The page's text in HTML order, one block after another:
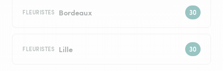
FLEURISTES Bordeaux
FLEURISTES Lille